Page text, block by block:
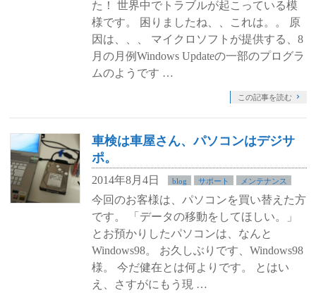
た！ 世界中でトラブルが起こっている模
様です。 困りましたね、、これは。。 原
因は、、、 マイクロソフトが提供する、8
月の月例Windows Updateの一部のプログラ
ムのようです …
この記事を読む
車検は車屋さん、パソコンはデジサ
ポ。
2014年8月4日 blog サポート メンテナンス
今回のお客様は、パソコンを買い替えた方
です。 「データの移動をしてほしい。」
とお預かりしたパソコンは、なんと
Windows98。 お久しぶりです、Windows98
様。 今だ健在とは何よりです。 とはい
え、さすがにもう現 …